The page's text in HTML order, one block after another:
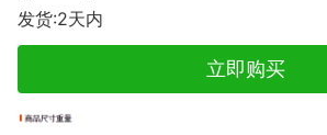
发货:2天内
立即购买